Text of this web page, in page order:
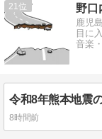
21 野口
鹿児
目に
音楽
令和8年熊本地震
8時間前